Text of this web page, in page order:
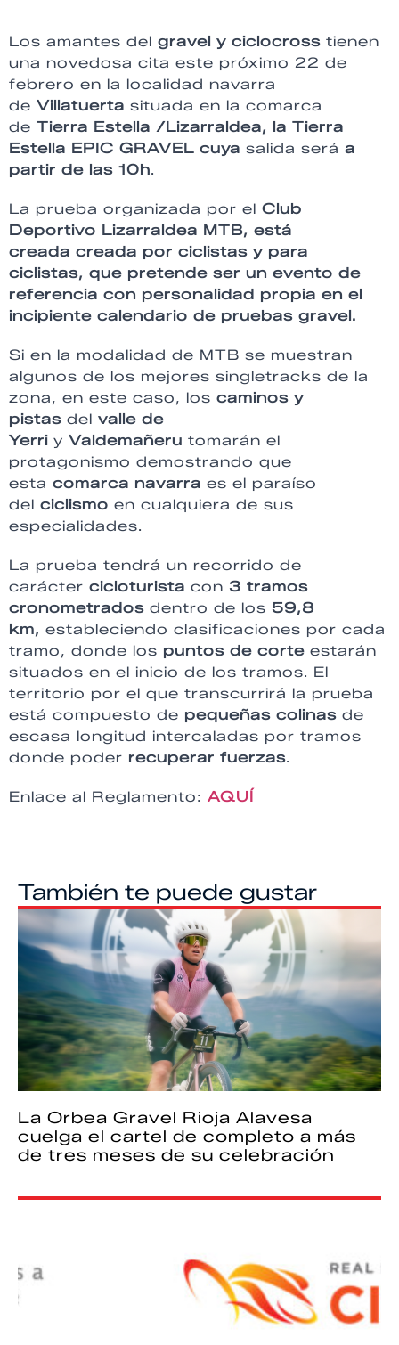
Los amantes del gravel y ciclocross tienen
una novedosa cita este próximo 22 de
febrero en la localidad navarra
de Villatuerta situada en la comarca
de Tierra Estella /Lizarraldea, la Tierra
Estella EPIC GRAVEL cuya salida será a
partir de las 10h.
La prueba organizada por el Club
Deportivo Lizarraldea MTB, está
creada creada por ciclistas y para
ciclistas, que pretende ser un evento de
referencia con personalidad propia en el
incipiente calendario de pruebas gravel.
Si en la modalidad de MTB se muestran
algunos de los mejores singletracks de la
zona, en este caso, los caminos y
pistas del valle de
Yerri y Valdemañeru tomarán el
protagonismo demostrando que
esta comarca navarra es el paraíso
del ciclismo en cualquiera de sus
especialidades.
La prueba tendrá un recorrido de
carácter cicloturista con 3 tramos
cronometrados dentro de los 59,8
km, estableciendo clasificaciones por cada
tramo, donde los puntos de corte estarán
situados en el inicio de los tramos. El
territorio por el que transcurrirá la prueba
está compuesto de pequeñas colinas de
escasa longitud intercaladas por tramos
donde poder recuperar fuerzas.
Enlace al Reglamento: AQUÍ
También te puede gustar
La Orbea Gravel Rioja Alavesa
cuelga el cartel de completo a más
de tres meses de su celebración